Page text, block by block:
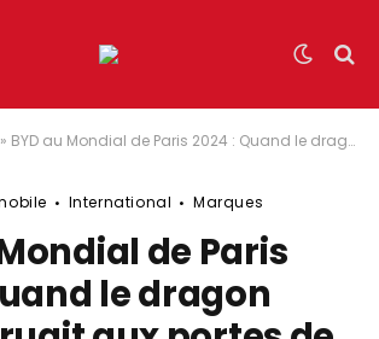
» BYD au Mondial de Paris 2024 : Quand le dragon chinois rugit aux portes de l’Europe
International Marques
de Paris
le dragon